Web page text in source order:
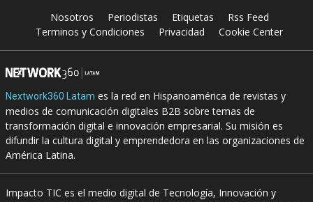
Nosotros Periodistas Etiquetas
Rss Feed
Terminos y Condiciones
Privacidad Cookie Center
Nextwork360 Latam es la red en Hispanoamérica de revistas y
medios de comunicación digitales B2B sobre temas de
transformación digital e innovación empresarial. Su misión es
difundir la cultura digital y emprendedora en las organizaciones de
América Latina.
Impacto TIC es el medio digital de Tecnología, Innovación y